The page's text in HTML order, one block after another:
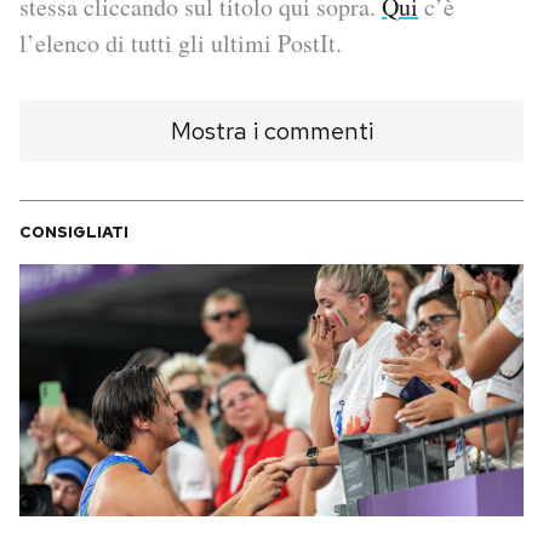
PODCAST
NEWSLETTER
I MIEI PREFERITI
SHOP
CALENDARIO
AREA PERSONALE
Area Personale
stessa cliccando sul titolo qui sopra. Qui c’è
l’elenco di tutti gli ultimi PostIt.
Mostra i commenti
CONSIGLIATI